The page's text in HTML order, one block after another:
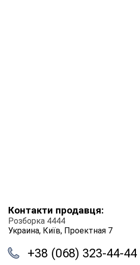
Контакти продавця:
Розборка 4444
Украина, Київ, Проектная 7
+38 (068) 323-44-44